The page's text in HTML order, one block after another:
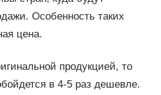
Особенность таких
цена.
продукцией, то
в 4-5 раз дешевле.